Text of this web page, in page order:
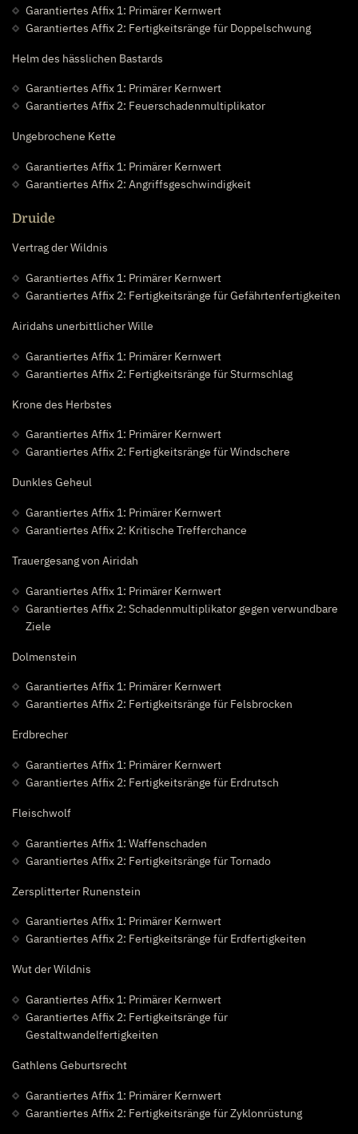
Garantiertes Affix 1: Primärer Kernwert
Garantiertes Affix 2: Fertigkeitsränge für Doppelschwung
Helm des hässlichen Bastards
Garantiertes Affix 1: Primärer Kernwert
Garantiertes Affix 2: Feuerschadenmultiplikator
Ungebrochene Kette
Garantiertes Affix 1: Primärer Kernwert
Garantiertes Affix 2: Angriffsgeschwindigkeit
Druide
Vertrag der Wildnis
Garantiertes Affix 1: Primärer Kernwert
Garantiertes Affix 2: Fertigkeitsränge für Gefährtenfertigkeiten
Airidahs unerbittlicher Wille
Garantiertes Affix 1: Primärer Kernwert
Garantiertes Affix 2: Fertigkeitsränge für Sturmschlag
Krone des Herbstes
Garantiertes Affix 1: Primärer Kernwert
Garantiertes Affix 2: Fertigkeitsränge für Windschere
Dunkles Geheul
Garantiertes Affix 1: Primärer Kernwert
Garantiertes Affix 2: Kritische Trefferchance
Trauergesang von Airidah
Garantiertes Affix 1: Primärer Kernwert
Garantiertes Affix 2: Schadenmultiplikator gegen verwundbare
Ziele
Dolmenstein
Garantiertes Affix 1: Primärer Kernwert
Garantiertes Affix 2: Fertigkeitsränge für Felsbrocken
Erdbrecher
Garantiertes Affix 1: Primärer Kernwert
Garantiertes Affix 2: Fertigkeitsränge für Erdrutsch
Fleischwolf
Garantiertes Affix 1: Waffenschaden
Garantiertes Affix 2: Fertigkeitsränge für Tornado
Zersplitterter Runenstein
Garantiertes Affix 1: Primärer Kernwert
Garantiertes Affix 2: Fertigkeitsränge für Erdfertigkeiten
Wut der Wildnis
Garantiertes Affix 1: Primärer Kernwert
Garantiertes Affix 2: Fertigkeitsränge für
Gestaltwandelfertigkeiten
Gathlens Geburtsrecht
Garantiertes Affix 1: Primärer Kernwert
Garantiertes Affix 2: Fertigkeitsränge für Zyklonrüstung